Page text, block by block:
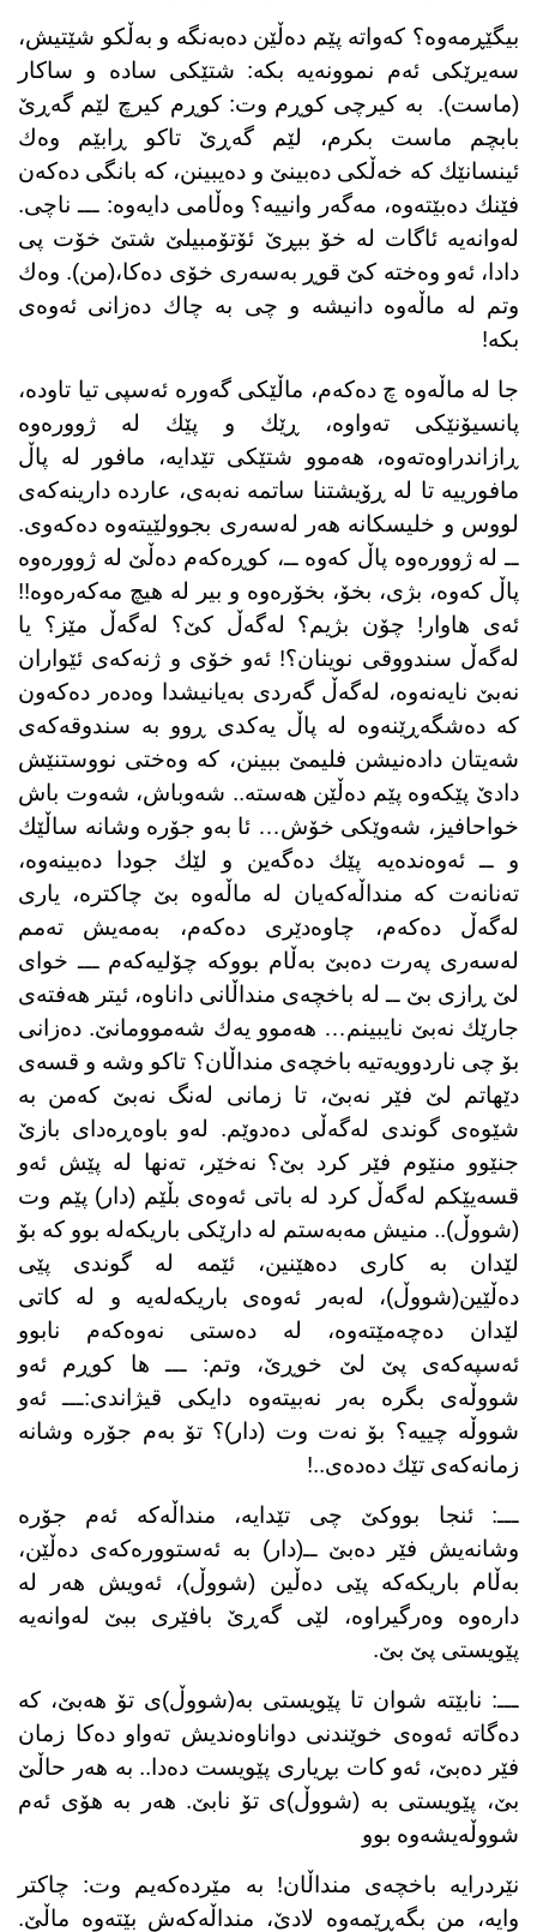
بیگێڕمەوە؟ كەواتە پێم دەڵێن دەبەنگە و بەڵكو شێتیش،
سەیرێكی ئەم نموونەیە بكە: شتێكی سادە و ساكار
(ماست).
بە كیرچی كوڕم وت: كوڕم كیرچ لێم گەڕێ
بابچم ماست بكرم، لێم گەڕێ تاكو ڕابێم وەك
ئینسانێك كە خەڵكی دەبینێ و دەیبینن، كە بانگی دەكەن
فێنك دەبێتەوە، مەگەر وانییە؟ وەڵامی دایەوە: ـــ ناچی.
لەوانەیە ئاگات لە خۆ ببڕێ ئۆتۆمبیلێ شتێ خۆت پی
دادا، ئەو وەختە كێ قوڕ بەسەری خۆی دەكا،(من). وەك
وتم لە ماڵەوە دانیشە و چی بە چاك دەزانی ئەوەی
بكە!
جا لە ماڵەوە چ دەكەم، ماڵێكی گەورە ئەسپی تیا تاودە،
پانسیۆنێكی تەواوە، ڕێك و پێك لە ژوورەوە
ڕازاندراوەتەوە، هەموو شتێكی تێدایە، مافور لە پاڵ
مافورییە تا لە ڕۆیشتنا ساتمە نەبەی، عاردە دارینەكەی
لووس و خلیسكانە هەر لەسەری بجوولێیتەوە دەكەوی.
ــ لە ژوورەوە پاڵ كەوە ــ، كوڕەكەم دەڵێ لە ژوورەوە
پاڵ كەوە، بژی، بخۆ، بخۆرەوە و بیر لە هیچ مەكەرەوە!!
ئەی هاوار! چۆن بژیم؟ لەگەڵ كێ؟ لەگەڵ مێز؟ یا
لەگەڵ سندووقی نوینان؟! ئەو خۆی و ژنەكەی ئێواران
نەبێ نایەنەوە، لەگەڵ گەردی بەیانیشدا وەدەر دەكەون
كە دەشگەڕێنەوە لە پاڵ یەكدی ڕوو بە سندوقەكەی
شەیتان دادەنیشن فلیمێ ببینن، كە وەختی نووستنێش
دادێ پێكەوە پێم دەڵێن هەستە.. شەوباش، شەوت باش
خواحافیز، شەوێكی خۆش… ئا بەو جۆرە وشانە ساڵێك
و ــ ئەوەندەیە پێك دەگەین و لێك جودا دەبینەوە،
تەنانەت كە منداڵەكەیان لە ماڵەوە بێ چاكترە، یاری
لەگەڵ دەكەم، چاوەدێری دەكەم، بەمەیش تەمم
لەسەری پەرت دەبێ بەڵام بووكە چۆلیەكەم ـــ خوای
لێ ڕازی بێ ــ لە باخچەی منداڵانی داناوە، ئیتر هەفتەی
جارێك نەبێ نایبینم… هەموو یەك شەموومانێ. دەزانی
بۆ چی ناردوویەتیە باخچەی منداڵان؟ تاكو وشە و قسەی
دێهاتم لێ فێر نەبێ، تا زمانی لەنگ نەبێ كەمن بە
شێوەی گوندی لەگەڵی دەدوێم. لەو باوەڕەدای بازێ
جنێوو منێوم فێر كرد بێ؟ نەخێر، تەنها لە پێش ئەو
قسەیێكم لەگەڵ كرد لە باتی ئەوەی بڵێم (دار) پێم وت
(شووڵ).. منیش مەبەستم لە دارێكی باریكەلە بوو كە بۆ
لێدان بە كاری دەهێنین، ئێمە لە گوندی پێی
دەڵێین(شووڵ)، لەبەر ئەوەی باریكەلەیە و لە كاتی
لێدان دەچەمێتەوە، لە دەستی نەوەكەم نابوو
ئەسپەكەی پێ لێ خوڕێ، وتم: ـــ ها كوڕم ئەو
شووڵەی بگرە بەر نەبیتەوە دایكی قیژاندی:ـــ ئەو
شووڵە چییە؟ بۆ نەت وت (دار)؟ تۆ بەم جۆرە وشانە
زمانەكەی تێك دەدەی..!
ـــ: ئنجا بووكێ چی تێدایە، منداڵەكە ئەم جۆرە
وشانەیش فێر دەبێ ــ(دار) بە ئەستوورەكەی دەڵێن،
بەڵام باریكەكە پێی دەڵین (شووڵ)، ئەویش هەر لە
دارەوە وەرگیراوە، لێی گەڕێ بافێری ببێ لەوانەیە
پێویستی پێ بێ.
ـــ: نابێتە شوان تا پێویستی بە(شووڵ)ی تۆ هەبێ، كە
دەگاتە ئەوەی خوێندنی دواناوەندیش تەواو دەكا زمان
فێر دەبێ، ئەو كات بڕیاری پێویست دەدا.. بە هەر حاڵێ
بێ، پێویستی بە (شووڵ)ی تۆ نابێ. هەر بە هۆی ئەم
شووڵەیشەوە بوو
نێردرایە باخچەی منداڵان! بە مێردەكەیم وت: چاكتر
وایە، من بگەڕێمەوە لادێ، منداڵەكەش بێتەوە ماڵێ.